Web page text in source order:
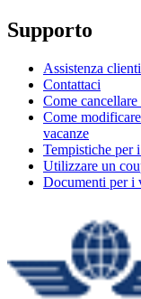
Supporto
Assistenza clienti
Contattaci
Come
Come
vacanze
Tempistiche per
Utilizzare un
Documenti per i